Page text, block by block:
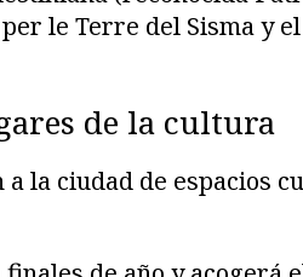
le Terre del Sisma y
de la cultura
la ciudad de espacios